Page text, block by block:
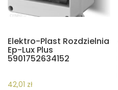
Elektro-Plast Rozdzielnia
Ep-Lux Plus
5901752634152
42,01 zł